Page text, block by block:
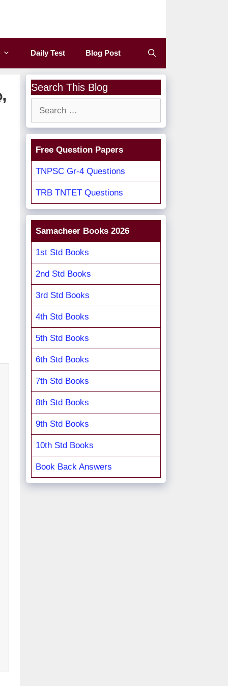
Daily Test Blog Post
Search This Blog
Free Question Papers
TNPSC Gr-4 Questions
TRB TNTET Questions
Samacheer Books 2026
1st Std Books
2nd Std Books
3rd Std Books
4th Std Books
5th Std Books
6th Std Books
7th Std Books
8th Std Books
9th Std Books
10th Std Books
Book Back Answers